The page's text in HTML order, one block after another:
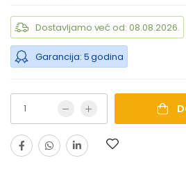
Dostavljamo već od: 08.08.2026.
Garancija: 5 godina